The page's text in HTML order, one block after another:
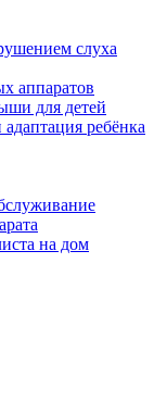
слуха
аппаратов
для детей
ребёнка
на дом